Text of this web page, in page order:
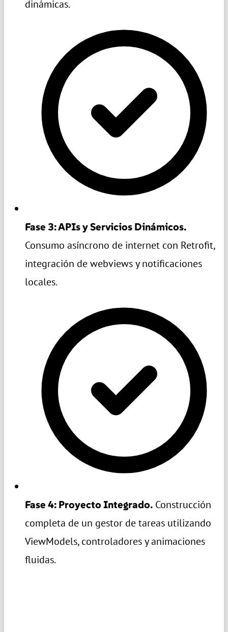
dinámicas.
Fase 3: APIs y Servicios Dinámicos.
Consumo asíncrono de internet con Retrofit,
integración de webviews y notificaciones
locales.
Fase 4: Proyecto Integrado. Construcción
completa de un gestor de tareas utilizando
ViewModels, controladores y animaciones
fluidas.